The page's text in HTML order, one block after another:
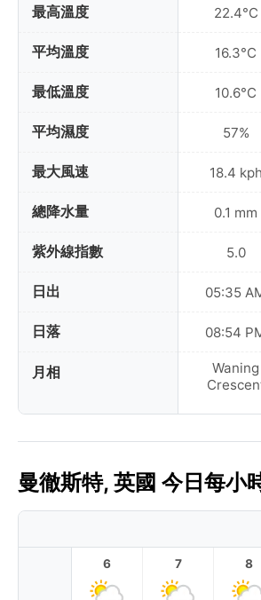
最高溫度
平均溫度
最低溫度
平均濕度
最大風速
總降水量
紫外線指數
日出
日落
月相
22.4°C
16.3°C
10.6°C
57%
18.4 kph
0.1 mm
5.0
05:35
08:54
Waning
曼徹斯特, 英國 今日每
6 7 8